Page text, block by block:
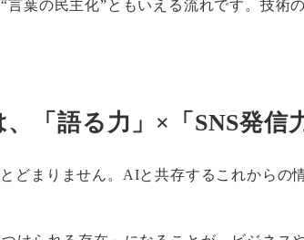
葉の民主化”ともいえる流れです。技
「語る力」×「SNS発信
どまりません。AIと共存するこれから